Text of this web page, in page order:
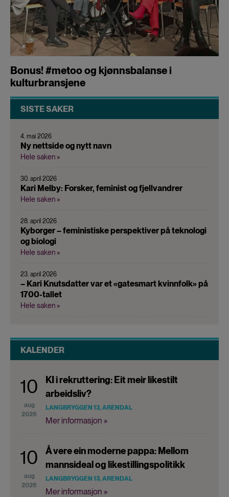
Bonus! #metoo og kjønnsbalanse i
kulturbransjene
SISTE SAKER
4. mai 2026
Ny nettside og nytt navn
Hele saken »
30. april 2026
Kari Melby: Forsker, feminist og fjellvandrer
Hele saken »
28. april 2026
Kyborger – feministiske perspektiver på teknologi
og biologi
Hele saken »
23. april 2026
– Kari Knutsdatter var et «gatesmart kvinnfolk» på
1700-tallet
Hele saken »
KALENDER
10
aug
2026
KI i rekruttering: Eit meir likestilt
arbeidsliv?
LANGBRYGGEN 13, ARENDAL
Mer informasjon »
10
aug
2026
Å vere ein moderne pappa: Mellom
mannsideal og likestillingspolitikk
LANGBRYGGEN 13, ARENDAL
Mer informasjon »